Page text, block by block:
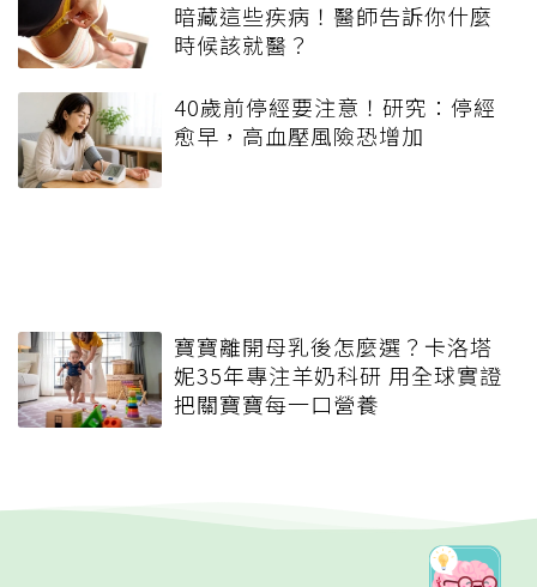
暗藏這些疾病！醫師告訴你什麼
時候該就醫？
40歲前停經要注意！研究：停經
愈早，高血壓風險恐增加
寶寶離開母乳後怎麼選？卡洛塔
妮35年專注羊奶科研 用全球實證
把關寶寶每一口營養